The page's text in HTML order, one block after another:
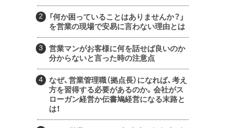
「何か困っていることはありませんか？」
を営業の現場で安易に言わない理由とは
営業マンがお客様に何を話せば良いのか
分からないと言った時の注意点
なぜ、営業管理職（拠点長）になれば、考え
方を習得する必要があるのか。会社がス
ローガン経営か伝書鳩経営になる末路と
は！